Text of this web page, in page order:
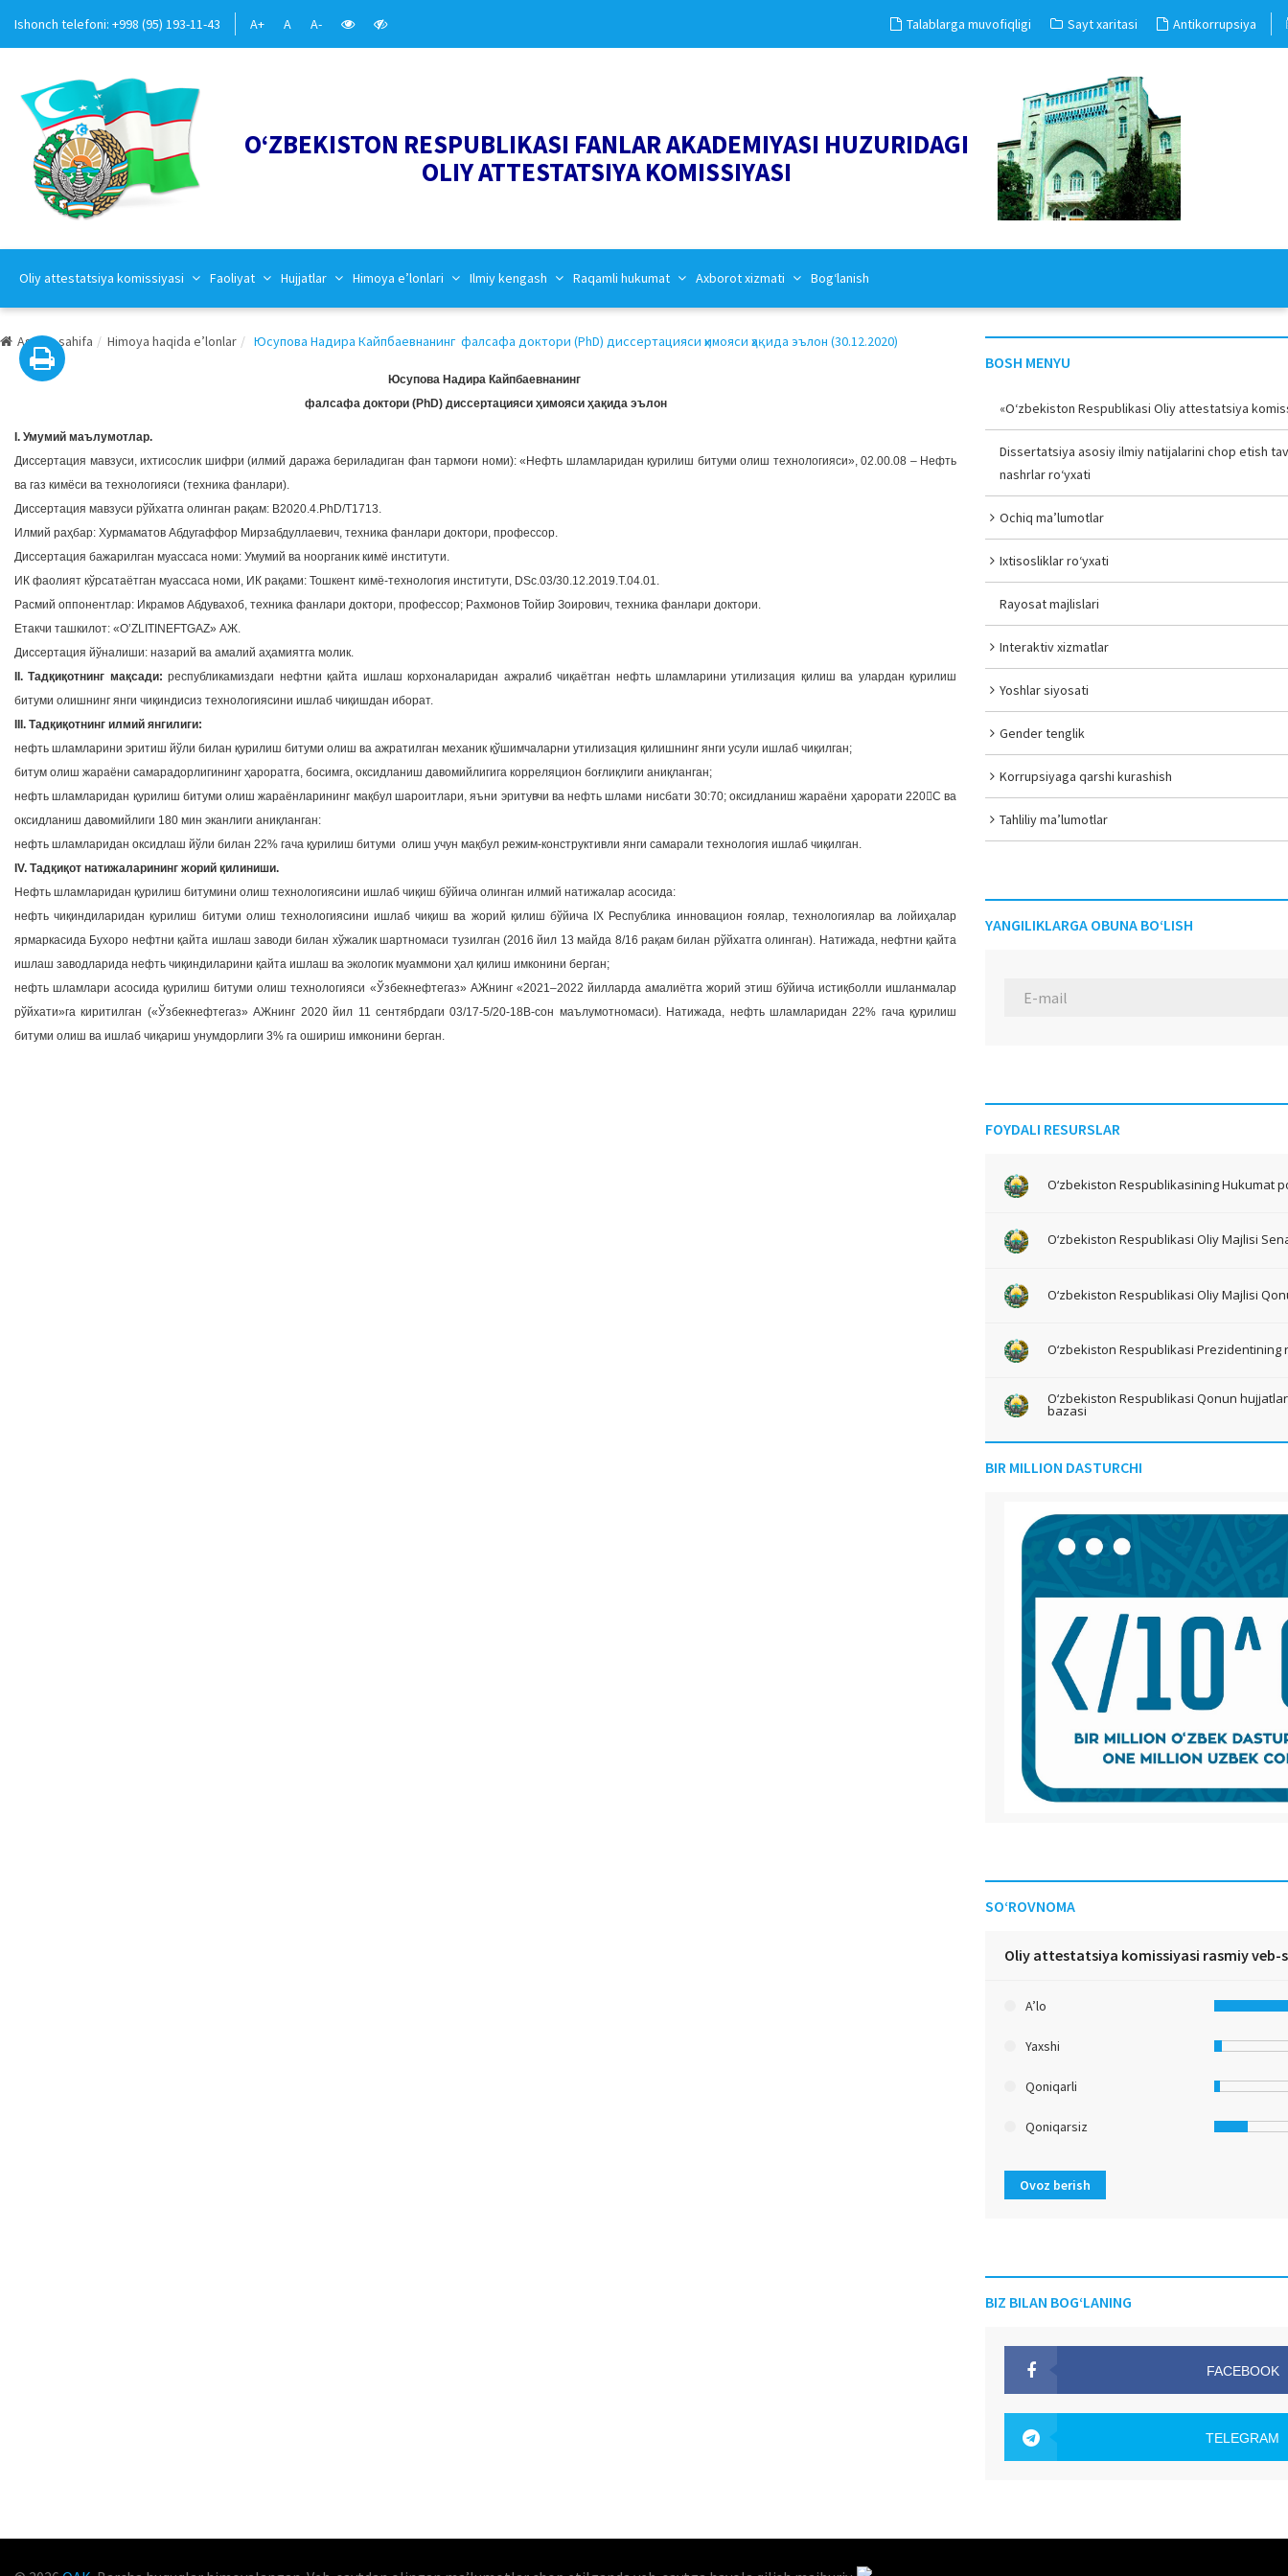
Ishonch telefoni: +998 (95) 193-11-43 A+ A A- Talablarga muvofiqligi Sayt xaritasi Antikorrupsiya
O‘ZBEKISTON RESPUBLIKASI FANLAR AKADEMIYASI HUZURIDAGI
OLIY ATTESTATSIYA KOMISSIYASI
Oliy attestatsiya komissiyasi Faoliyat Hujjatlar Himoya e’lonlari Ilmiy kengash Raqamli hukumat Axborot xizmati Bog‘lanish
Asosiy sahifa Himoya haqida e’lonlar Юсупова Надира Кайпбаевнанинг фалсафа доктори (PhD) диссертацияси ҳимояси ҳақида эълон (30.12.2020)
Юсупова Надира Кайпбаевнанинг
фалсафа доктори (PhD) диссертацияси ҳимояси ҳақида эълон
I. Умумий маълумотлар.
Диссертация мавзуси, ихтисослик шифри (илмий даража бериладиган фан тармоғи номи): «Нефть шламларидан қурилиш битуми олиш технологияси», 02.00.08 – Нефть
ва газ кимёси ва технологияси (техника фанлари).
Диссертация мавзуси рўйхатга олинган рақам: В2020.4.PhD/Т1713.
Илмий раҳбар: Хурмаматов Абдугаффор Мирзабдуллаевич, техника фанлари доктори, профессор.
Диссертация бажарилган муассаса номи: Умумий ва ноорганик кимё институти.
ИК фаолият кўрсатаётган муассаса номи, ИК рақами: Тошкент кимё-технология институти, DSc.03/30.12.2019.Т.04.01.
Расмий оппонентлар: Икрамов Абдувахоб, техника фанлари доктори, профессор; Рахмонов Тойир Зоирович, техника фанлари доктори.
Етакчи ташкилот: «O’ZLITINEFTGAZ» АЖ.
Диссертация йўналиши: назарий ва амалий аҳамиятга молик.
II. Тадқиқотнинг мақсади:республикамиздаги нефтни қайта ишлаш корхоналаридан ажралиб чиқаётган нефть шламларини утилизация қилиш ва улардан қурилиш
битуми олишнинг янги чиқиндисиз технологиясини ишлаб чиқишдан иборат.
III. Тадқиқотнинг илмий янгилиги:
нефть шламларини эритиш йўли билан қурилиш битуми олиш ва ажратилган механик қўшимчаларни утилизация қилишнинг янги усули ишлаб чиқилган;
битум олиш жараёни самарадорлигининг ҳароратга, босимга, оксидланиш давомийлигига корреляцион боғлиқлиги аниқланган;
нефть шламларидан қурилиш битуми олиш жараёнларининг мақбул шароитлари, яъни эритувчи ва нефть шлами нисбати 30:70; оксидланиш жараёни ҳарорати 220С ва
оксидланиш давомийлиги 180 мин эканлиги аниқланган:
нефть шламларидан оксидлаш йўли билан 22% гача қурилиш битуми олиш учун мақбул режим-конструктивли янги самарали технология ишлаб чиқилган.
IV. Тадқиқот натижаларининг жорий қилиниши.
Нефть шламларидан қурилиш битумини олиш технологиясини ишлаб чиқиш бўйича олинган илмий натижалар асосида:
нефть чиқиндиларидан қурилиш битуми олиш технологиясини ишлаб чиқиш ва жорий қилиш бўйича IX Республика инновацион ғоялар, технологиялар ва лойиҳалар
ярмаркасида Бухоро нефтни қайта ишлаш заводи билан хўжалик шартномаси тузилган (2016 йил 13 майда 8/16 рақам билан рўйхатга олинган). Натижада, нефтни қайта
ишлаш заводларида нефть чиқиндиларини қайта ишлаш ва экологик муаммони ҳал қилиш имконини берган;
нефть шламлари асосида қурилиш битуми олиш технологияси «Ўзбекнефтегаз» АЖнинг «2021–2022 йилларда амалиётга жорий этиш бўйича истиқболли ишланмалар
рўйхати»га киритилган («Ўзбекнефтегаз» АЖнинг 2020 йил 11 сентябрдаги 03/17-5/20-18В-сон маълумотномаси). Натижада, нефть шламларидан 22% гача қурилиш
битуми олиш ва ишлаб чиқариш унумдорлиги 3% га ошириш имконини берган.
BOSH MENYU
«O‘zbekiston Respublikasi Oliy attestatsiya
Dissertatsiya asosiy ilmiy natijalarini chop etish
nashrlar ro‘yxati
Ochiq ma’lumotlar
Ixtisosliklar ro‘yxati
Rayosat majlislari
Interaktiv xizmatlar
Yoshlar siyosati
Gender tenglik
Korrupsiyaga qarshi kurashish
Tahliliy ma’lumotlar
YANGILIKLARGA OBUNA BO‘LISH
FOYDALI RESURSLAR
O‘zbekiston Respublikasining Hukumat
O‘zbekiston Respublikasi Oliy Majlisi
O‘zbekiston Respublikasi Oliy Majlisi
O‘zbekiston Respublikasi Prezidentining
O‘zbekiston Respublikasi Qonun
bazasi
BIR MILLION DASTURCHI
SO‘ROVNOMA
Oliy attestatsiya komissiyasi rasmiy
A’lo
Yaxshi
Qoniqarli
Qoniqarsiz
Ovoz berish
BIZ BILAN BOG‘LANING
FACEBOOK
TELEGRAM